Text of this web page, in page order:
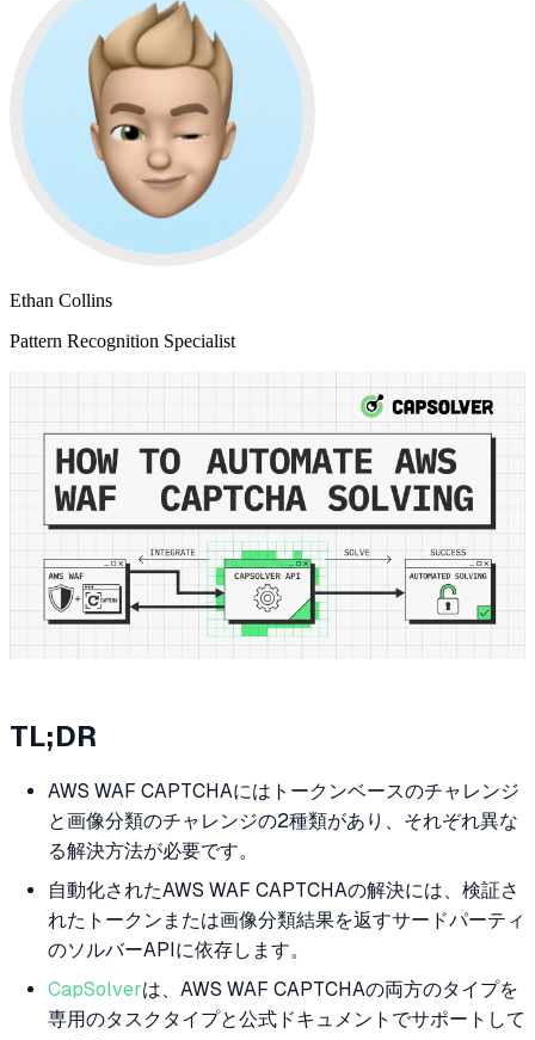
Ethan Collins
Pattern Recognition Specialist
TL;DR
AWS WAF CAPTCHAにはトークンベースのチャレンジ
と画像分類のチャレンジの2種類があり、それぞれ異な
る解決方法が必要です。
自動化されたAWS WAF CAPTCHAの解決には、検証さ
れたトークンまたは画像分類結果を返すサードパーティ
のソルバーAPIに依存します。
CapSolverは、AWS WAF CAPTCHAの両方のタイプを
専用のタスクタイプと公式ドキュメントでサポートして